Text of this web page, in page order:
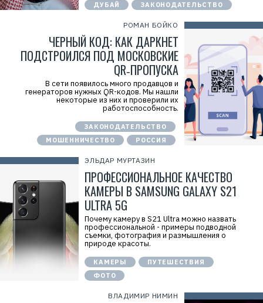
ДУБАЙ ЗАКОНОДАТЕЛЬСТВО
РОМАН БОЙКО
ЧЕРНЫЙ КОД: КАК ДАРКНЕТ
ПОДСТРОИЛСЯ ПОД МОСКОВСКИЕ
QR‑ПРОПУСКА
В сети появилось много продавцов и
генераторов нужных QR-кодов. Мы нашли
некоторые из них и проверили их
работоспособность.
ЗАКОНОДАТЕЛЬСТВО
МОШЕННИЧЕСТВО
РОССИЯ
ЭЛЬДАР МУРТАЗИН
ПРОФЕССИОНАЛЬНОЕ КАЧЕСТВО
КАМЕРЫ В SAMSUNG GALAXY S21
ULTRA 5G
Почему камеру в S21 Ultra можно назвать
профессиональной - примеры подводной
съемки, фотография и размышления о
природе красоты.
КАМЕРЫ
ПУТЕШЕСТВИЯ
ФОТО
ВЛАДИМИР НИМИН